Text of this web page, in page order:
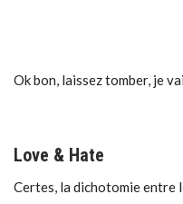
Ok bon, laissez tomber, je
Love & Hate
Certes, la dichotomie entre